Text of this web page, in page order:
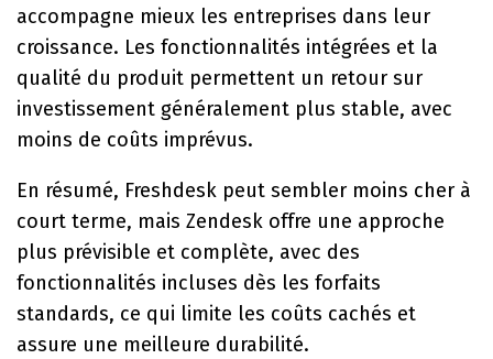
accompagne mieux les entreprises dans leur
croissance. Les fonctionnalités intégrées et la
qualité du produit permettent un retour sur
investissement généralement plus stable, avec
moins de coûts imprévus.
En résumé, Freshdesk peut sembler moins cher à
court terme, mais Zendesk offre une approche
plus prévisible et complète, avec des
fonctionnalités incluses dès les forfaits
standards, ce qui limite les coûts cachés et
assure une meilleure durabilité.